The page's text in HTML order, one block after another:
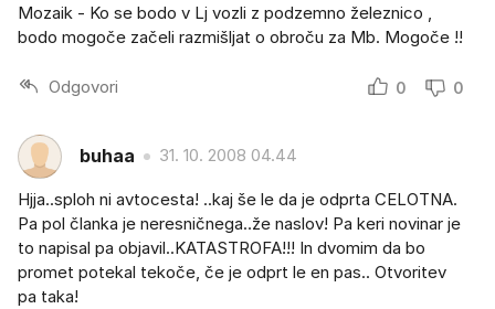
Mozaik - Ko se bodo v Lj vozli z podzemno železnico ,
bodo mogoče začeli razmišljat o obroču za Mb. Mogoče !!
Odgovori 0 0
buhaa 31. 10. 2008 04.44
Hjja..sploh ni avtocesta! ..kaj še le da je odprta CELOTNA.
Pa pol članka je neresničnega..že naslov! Pa keri novinar je
to napisal pa objavil..KATASTROFA!!! In dvomim da bo
promet potekal tekoče, če je odprt le en pas.. Otvoritev
pa taka!